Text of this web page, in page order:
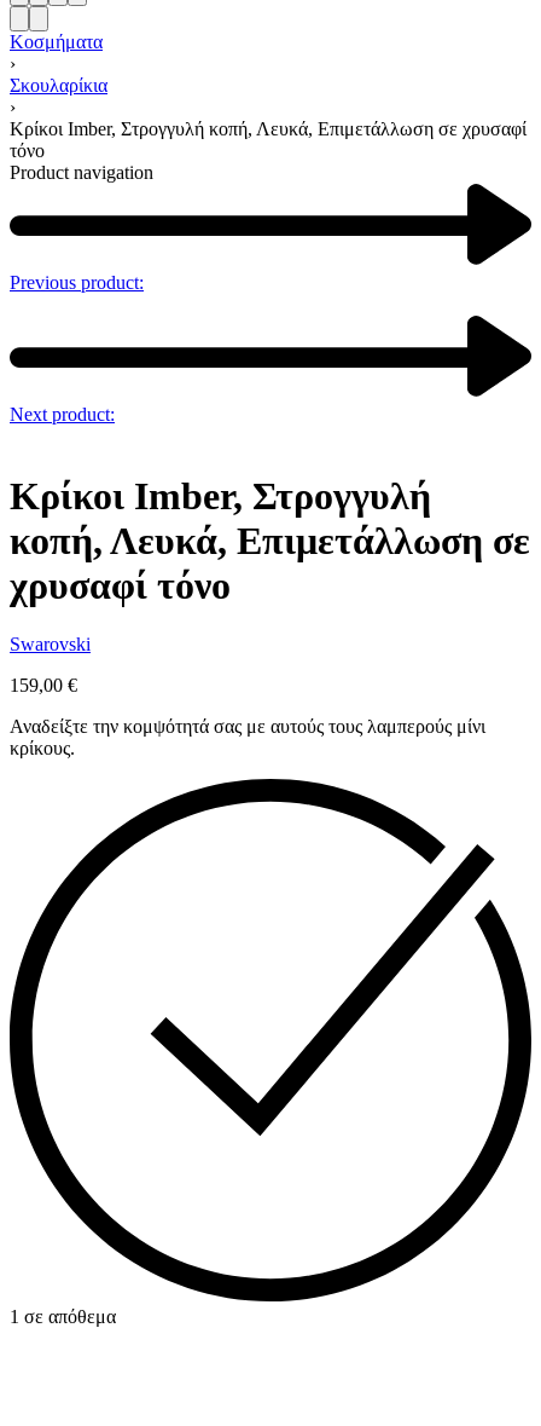
Κοσμήματα
›
Σκουλαρίκια
›
Κρίκοι Imber, Στρογγυλή κοπή, Λευκά, Επιμετάλλωση σε χρυσαφί
τόνο
Product navigation
Previous product:
Next product:
Κρίκοι Imber, Στρογγυλή
κοπή, Λευκά, Επιμετάλλωση σε
χρυσαφί τόνο
Swarovski
159,00 €
Αναδείξτε την κομψότητά σας με αυτούς τους λαμπερούς μίνι
κρίκους.
1 σε απόθεμα